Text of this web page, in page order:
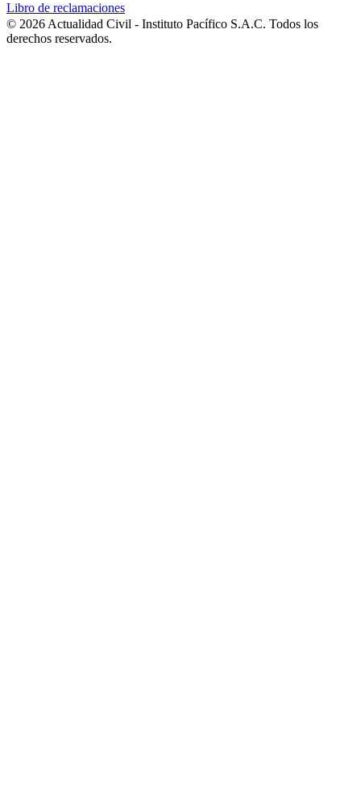
Libro de reclamaciones
© 2026 Actualidad Civil - Instituto Pacífico S.A.C. Todos los
derechos reservados.